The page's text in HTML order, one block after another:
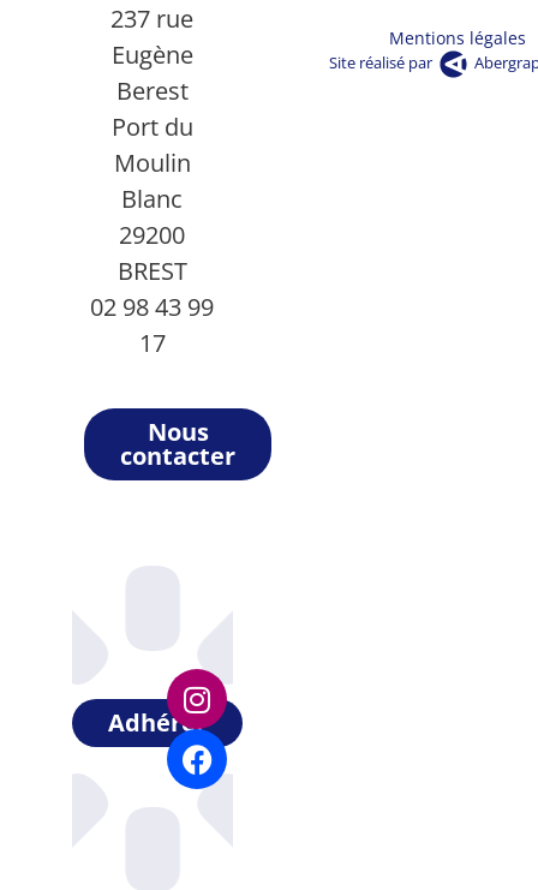
237 rue
Eugène
Berest
Port du
Moulin
Blanc
29200
BREST
02 98 43 99
17
Nous
contacter
Adhérer
Mentions légales
Site réalisé par